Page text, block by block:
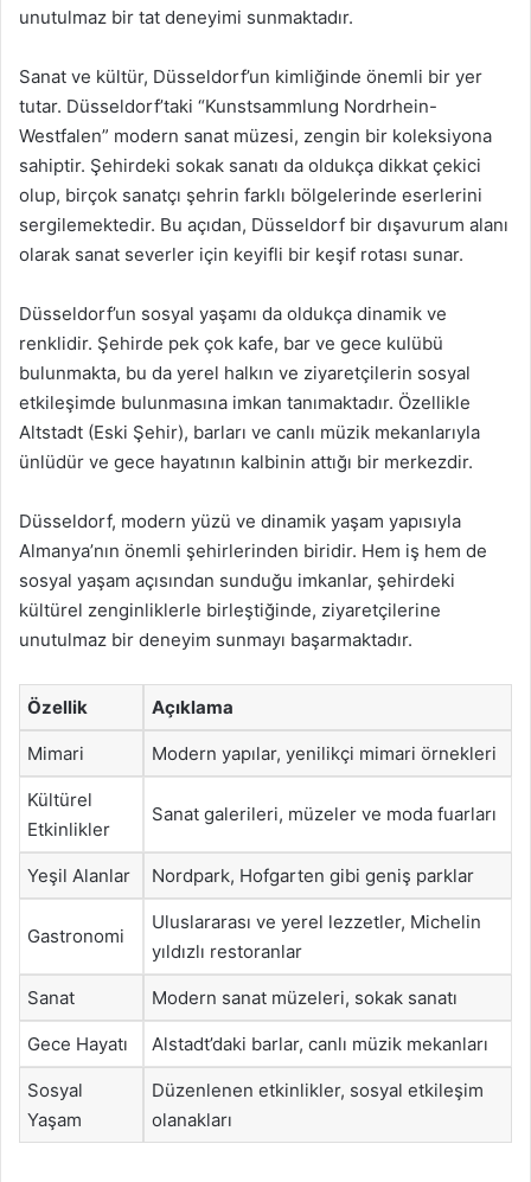
unutulmaz bir tat deneyimi sunmaktadır.
Sanat ve kültür, Düsseldorf’un kimliğinde önemli bir yer
tutar. Düsseldorf’taki “Kunstsammlung Nordrhein-
Westfalen” modern sanat müzesi, zengin bir koleksiyona
sahiptir. Şehirdeki sokak sanatı da oldukça dikkat çekici
olup, birçok sanatçı şehrin farklı bölgelerinde eserlerini
sergilemektedir. Bu açıdan, Düsseldorf bir dışavurum alanı
olarak sanat severler için keyifli bir keşif rotası sunar.
Düsseldorf’un sosyal yaşamı da oldukça dinamik ve
renklidir. Şehirde pek çok kafe, bar ve gece kulübü
bulunmakta, bu da yerel halkın ve ziyaretçilerin sosyal
etkileşimde bulunmasına imkan tanımaktadır. Özellikle
Altstadt (Eski Şehir), barları ve canlı müzik mekanlarıyla
ünlüdür ve gece hayatının kalbinin attığı bir merkezdir.
Düsseldorf, modern yüzü ve dinamik yaşam yapısıyla
Almanya’nın önemli şehirlerinden biridir. Hem iş hem de
sosyal yaşam açısından sunduğu imkanlar, şehirdeki
kültürel zenginliklerle birleştiğinde, ziyaretçilerine
unutulmaz bir deneyim sunmayı başarmaktadır.
Özellik Açıklama
Mimari Modern yapılar, yenilikçi mimari örnekleri
Kültürel
Etkinlikler
Sanat galerileri, müzeler ve moda fuarları
Yeşil Alanlar Nordpark, Hofgarten gibi geniş parklar
Gastronomi
Uluslararası ve yerel lezzetler, Michelin
yıldızlı restoranlar
Sanat Modern sanat müzeleri, sokak sanatı
Gece Hayatı Alstadt’daki barlar, canlı müzik mekanları
Sosyal
Yaşam
Düzenlenen etkinlikler, sosyal etkileşim
olanakları